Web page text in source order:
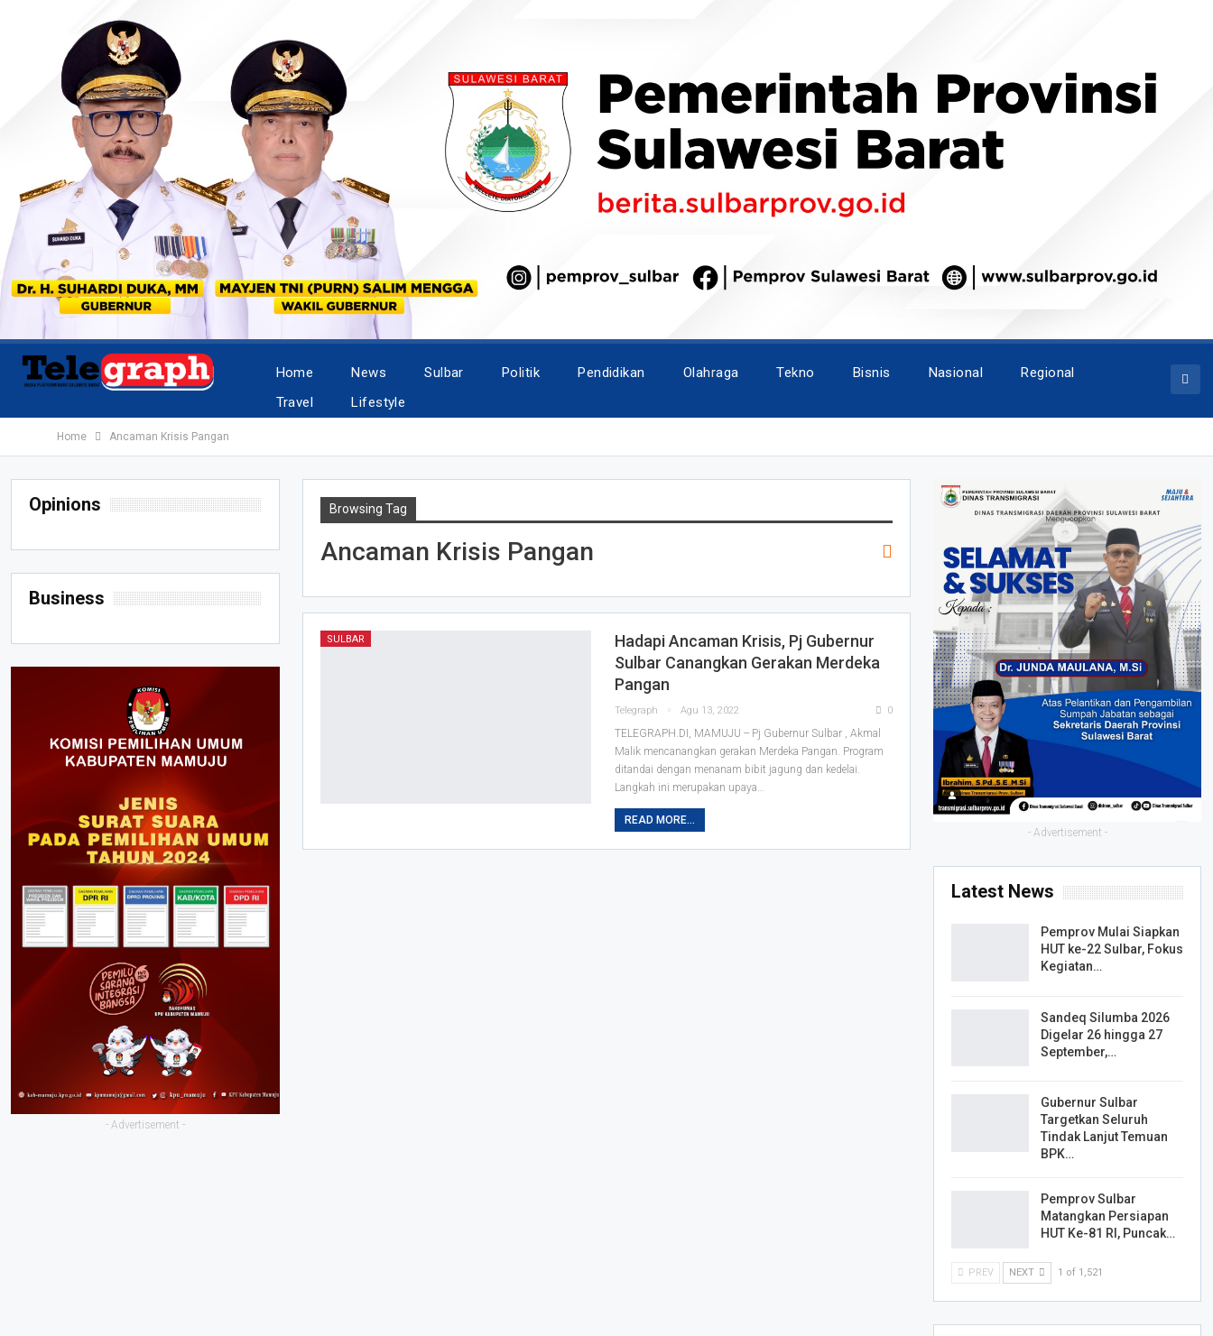
Home News Sulbar Politik Pendidikan Olahraga Tekno Bisnis Nasional
Regional
Travel
Lifestyle
Home Ancaman Krisis Pangan
Browsing Tag
Ancaman Krisis Pangan
SULBAR
Hadapi Ancaman Krisis, Pj Gubernur
Sulbar Canangkan Gerakan Merdeka
Pangan
Telegraph Agu 13, 2022 0
TELEGRAPH.DI, MAMUJU -- Pj Gubernur Sulbar , Akmal
Malik mencanangkan gerakan Merdeka Pangan. Program
ditandai dengan menanam bibit jagung dan kedelai.
Langkah ini merupakan upaya
READ MORE...
- Advertisement -
Latest News
Pemprov Mulai Siapkan
HUT ke-22 Sulbar, Fokus
Kegiatan…
Sandeq Silumba 2026
Digelar 26 hingga 27
September,…
Gubernur Sulbar
Targetkan Seluruh
Tindak Lanjut Temuan
BPK…
Pemprov Sulbar
Matangkan Persiapan
HUT Ke-81 RI, Puncak…
PREV NEXT 1 of 1,521
Opinions
Business
- Advertisement -